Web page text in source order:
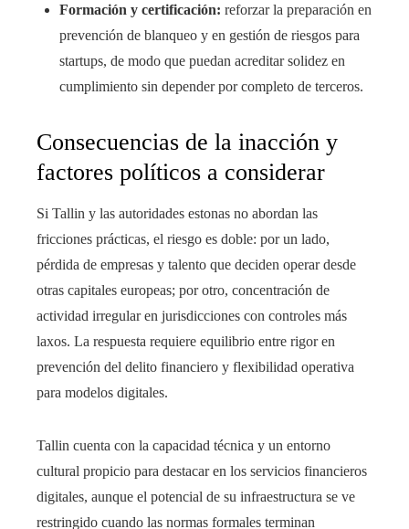
Formación y certificación: reforzar la preparación en
prevención de blanqueo y en gestión de riesgos para
startups, de modo que puedan acreditar solidez en
cumplimiento sin depender por completo de terceros.
Consecuencias de la inacción y
factores políticos a considerar
Si Tallin y las autoridades estonas no abordan las
fricciones prácticas, el riesgo es doble: por un lado,
pérdida de empresas y talento que deciden operar desde
otras capitales europeas; por otro, concentración de
actividad irregular en jurisdicciones con controles más
laxos. La respuesta requiere equilibrio entre rigor en
prevención del delito financiero y flexibilidad operativa
para modelos digitales.
Tallin cuenta con la capacidad técnica y un entorno
cultural propicio para destacar en los servicios financieros
digitales, aunque el potencial de su infraestructura se ve
restringido cuando las normas formales terminan